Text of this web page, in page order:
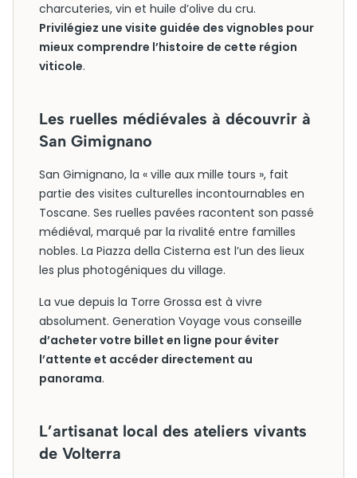
charcuteries, vin et huile d’olive du cru.
Privilégiez une visite guidée des vignobles pour
mieux comprendre l’histoire de cette région
viticole.
Les ruelles médiévales à découvrir à
San Gimignano
San Gimignano, la « ville aux mille tours », fait
partie des visites culturelles incontournables en
Toscane. Ses ruelles pavées racontent son passé
médiéval, marqué par la rivalité entre familles
nobles. La Piazza della Cisterna est l’un des lieux
les plus photogéniques du village.
La vue depuis la Torre Grossa est à vivre
absolument. Generation Voyage vous conseille
d’acheter votre billet en ligne pour éviter
l’attente et accéder directement au
panorama.
L’artisanat local des ateliers vivants
de Volterra